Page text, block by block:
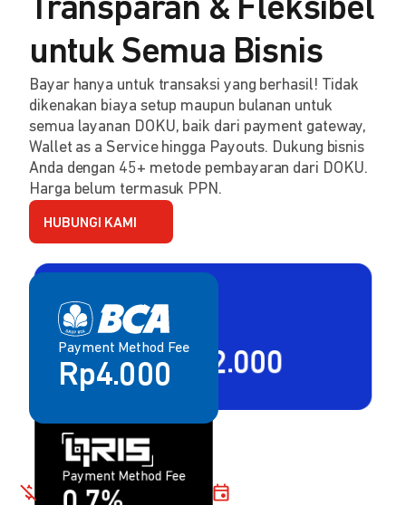
Transparan & Fleksibel
untuk Semua Bisnis
Bayar hanya untuk transaksi yang berhasil! Tidak
dikenakan biaya setup maupun bulanan untuk
semua layanan DOKU, baik dari payment gateway,
Wallet as a Service hingga Payouts. Dukung bisnis
Anda dengan 45+ metode pembayaran dari DOKU.
Harga belum termasuk PPN.
HUBUNGI KAMI
Payment Method Fee
Rp4.000
Payment Method Fee
2,80% + Rp2.000
Payment Method Fee
Payment Method Fee
1,5%